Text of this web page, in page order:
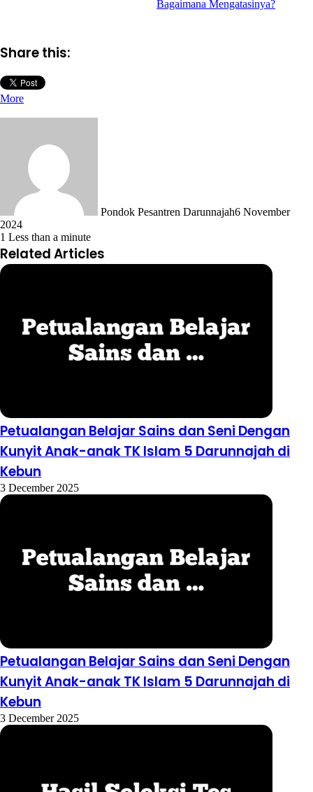
Bagaimana Mengatasinya?
Share this:
More
Pondok Pesantren Darunnajah6 November
2024
1 Less than a minute
Related Articles
Petualangan Belajar Sains dan Seni Dengan
Kunyit Anak-anak TK Islam 5 Darunnajah di
Kebun
3 December 2025
Petualangan Belajar Sains dan Seni Dengan
Kunyit Anak-anak TK Islam 5 Darunnajah di
Kebun
3 December 2025